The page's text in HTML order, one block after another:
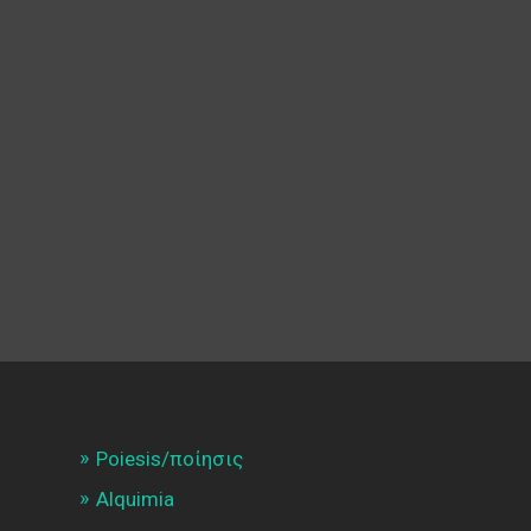
Poiesis/ποίησις
Alquimia